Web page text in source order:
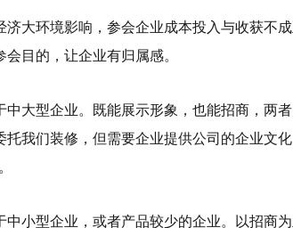
济大环境影响，参会企业成本投入与收获不
目的，让企业有归属感。
中大型企业。既能展示形象，也能招商，两
托我们装修，但需要企业提供公司的企业文
中小型企业，或者产品较少的企业。以招商